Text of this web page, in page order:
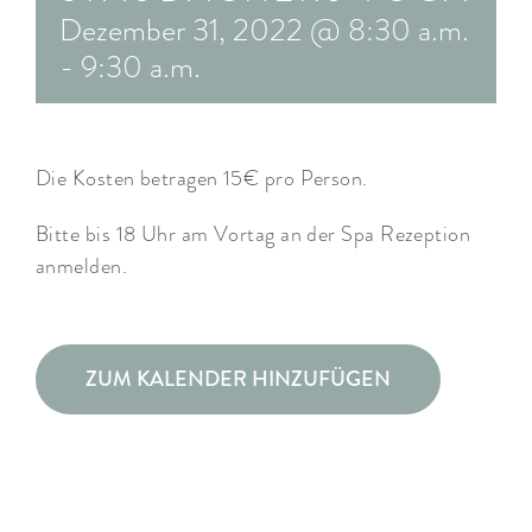
ARRANGEMENTS
WISSENSWERTES
Dezember 31, 2022 @ 8:30 a.m.
- 9:30 a.m.
Die Kosten betragen 15€ pro Person.
Bitte bis 18 Uhr am Vortag an der Spa Rezeption
anmelden.
ZUM KALENDER HINZUFÜGEN